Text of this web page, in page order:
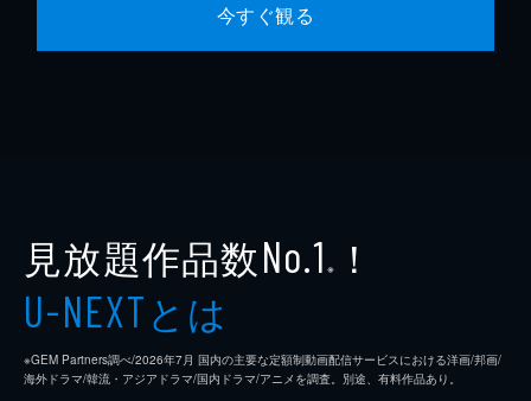
今すぐ観る
見放題作品数No.1 ※ ！
U-NEXTとは
※GEM Partners調べ/2026年7⽉ 国内の主要な定額制動画配信サービスにおける洋画/邦画/
海外ドラマ/韓流・アジアドラマ/国内ドラマ/アニメを調査。別途、有料作品あり。